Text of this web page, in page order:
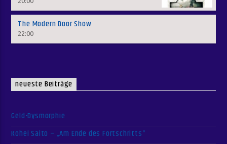
The Modern Door Show
22:00
neueste Beiträge
Geld-Dysmorphie
Kohei Saito – „Am Ende des Fortschritts“